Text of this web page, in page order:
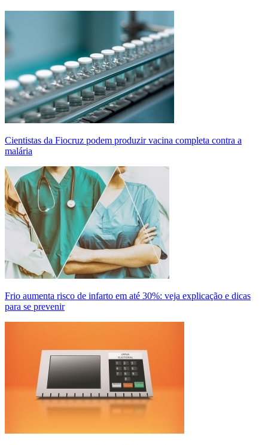
Cientistas da Fiocruz podem produzir vacina completa contra a
malária
Frio aumenta risco de infarto em até 30%: veja explicação e dicas
para se prevenir